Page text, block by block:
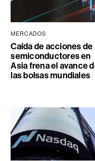
MERCADOS
Caída de acciones de
semiconductores en
Asia frena el avance
las bolsas mundiales